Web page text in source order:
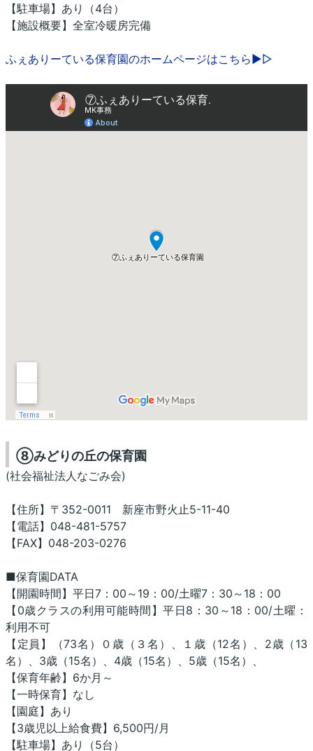
【駐車場】あり（4台）
【施設概要】全室冷暖房完備
ふぇありーている保育園のホームページはこちら▶▷
⑧みどりの丘の保育園
(社会福祉法人なごみ会)
【住所】〒352-0011 新座市野火止5-11-40
【電話】048-481-5757
【FAX】048-203-0276
■保育園DATA
【開園時間】平日7：00～19：00/土曜7：30～18：00
【0歳クラスの利用可能時間】平日8：30～18：00/土曜：
利用不可
【定員】（73名）０歳（３名）、１歳（12名）、2歳（13
名）、3歳（15名）、4歳（15名）、5歳（15名）、
【保育年齢】6か月～
【一時保育】なし
【園庭】あり
【3歳児以上給食費】6,500円/月
【駐車場】あり（5台）